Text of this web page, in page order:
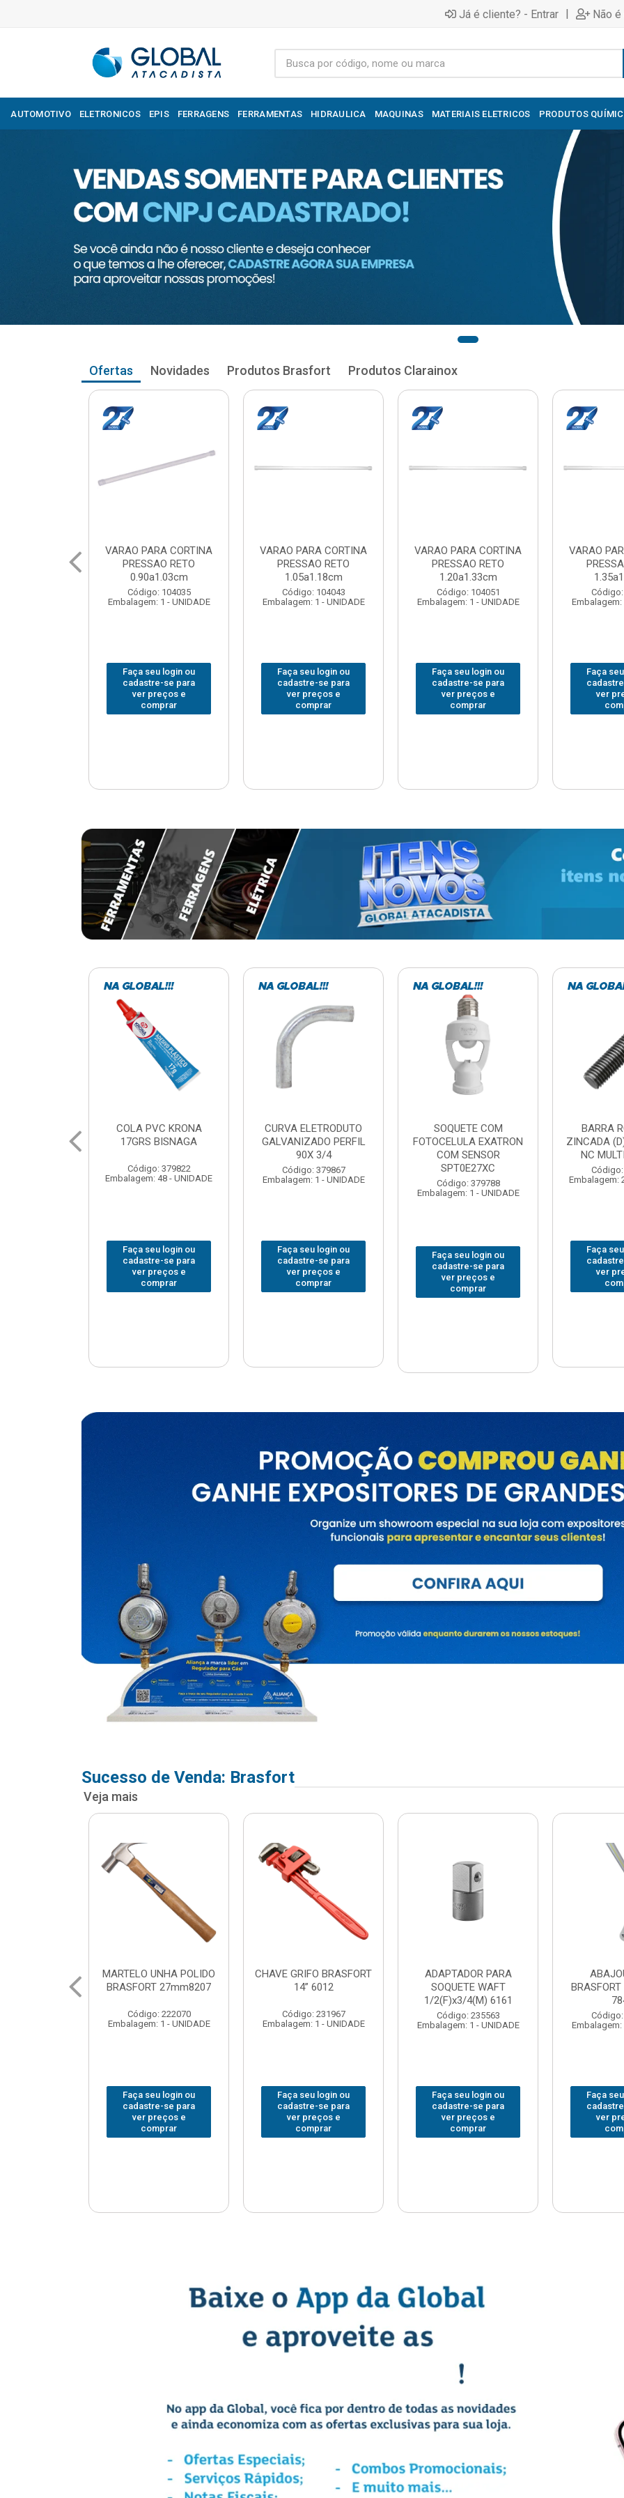
Já é cliente? - Entrar | Não
AUTOMOTIVO ELETRONICOS EPIS FERRAGENS FERRAMENTAS HIDRAULICA MAQUINAS MATERIAIS ELETRICOS PRODUTOS
Ofertas Novidades Produtos Brasfort Produtos Clarainox
VARAO PARA CORTINA
PRESSAO RETO
1.05a1.18cm
Código: 104043
Embalagem: 1 - UNIDADE
Faça seu login ou
cadastre-se para
ver preços e
comprar
VARAO PARA CORTINA
PRESSAO RETO
1.20a1.33cm
Código: 104051
Embalagem: 1 - UNIDADE
Faça seu login ou
cadastre-se para
ver preços e
comprar
VARAO PARA CORTINA
PRESSAO RETO
1.35a1.48cm
Código: 104060
Embalagem: 1 - UNIDADE
Faça seu login ou
cadastre-se para
ver preços e
comprar
VARAO
Embalagem:
Faça
ver
CURVA ELETRODUTO
GALVANIZADO PERFIL
Código: 379867
Embalagem: 1 - UNIDADE
Faça seu login ou
cadastre-se para
ver preços e
comprar
SOQUETE COM
FOTOCELULA EXATRON
COM SENSOR
SPT0E27XC
Código: 379788
Faça seu login ou
cadastre-se para
ver preços e
comprar
BARRA ROSCADA
ZINCADA (D) 5/16”X1MT
NC MULTIBARRAS
Código: 379806
Embalagem: 20 - UNIDADE
Faça seu login ou
cadastre-se para
ver preços e
comprar
JOMARCA
Embalagem:
Faça
ver
Sucesso de Venda: Brasfort
Veja mais
CHAVE GRIFO BRASFORT
14” 6012
Código: 231967
Embalagem: 1 - UNIDADE
Faça seu login ou
cadastre-se para
ver preços e
comprar
ADAPTADOR PARA
SOQUETE WAFT
Código: 235563
Embalagem: 1 - UNIDADE
Faça seu login ou
cadastre-se para
ver preços e
comprar
ABAJOUR LED
BRASFORT COB MESA
7844
Código: 310379
Embalagem: 1 - UNIDADE
Faça seu login ou
cadastre-se para
ver preços e
comprar
Faça
ver